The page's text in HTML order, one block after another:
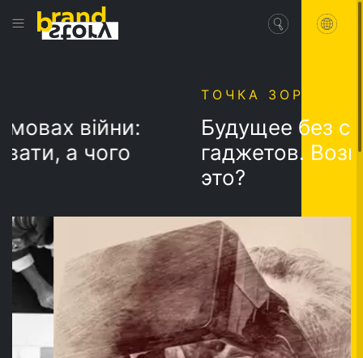
війни:
а чого
ТОЧКА ЗОРУ
Будущее без
гаджетов.
это?